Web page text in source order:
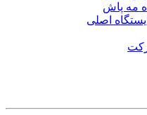
مه پاش
اصلی